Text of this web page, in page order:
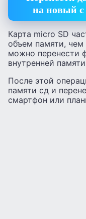
на новый
Карта micro SD
объем памяти,
можно перенести
внутренней
После этой
памяти сд и
смартфон или